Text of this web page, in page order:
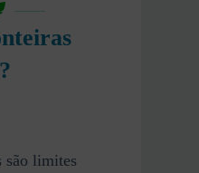
são limites